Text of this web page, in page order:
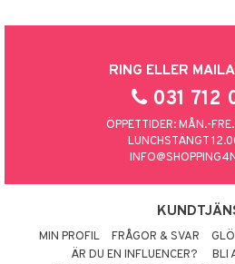
RING ELLER
031 712
ÖPPETTIDER: MÅN.-
LUNCHSTÄNGT
MIN PROFIL FRÅGOR & SVAR
ÄR DU EN INFLUENCER?
BLI